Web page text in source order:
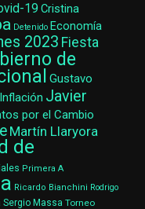
19 Cristina
Detenido Economía
2023 Fiesta
de
Gustavo
Inflación Javier
por el Cambio
Martín Llaryora
de
Primera A
Ricardo Bianchini Rodrigo
Sergio Massa Torneo